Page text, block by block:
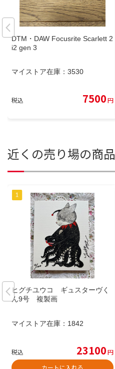
DTM・DAW Focusrite Scarlett 2
i2 gen 3
マイストア在庫： 3530
税込 7500円
近くの売り場の商品
ヒグチユウコ ギュスターヴく
ん9号 複製画
マイストア在庫： 1842
税込 23100円
カートに入れる